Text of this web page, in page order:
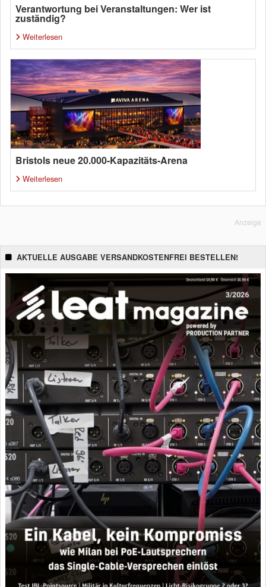
Verantwortung bei Veranstaltungen: Wer ist
zuständig?
Weiterlesen
Bristols neue 20.000-Kapazitäts-Arena
Weiterlesen
Anzeige
AKTUELLE AUSGABE VERSANDKOSTENFREI BESTELLEN!